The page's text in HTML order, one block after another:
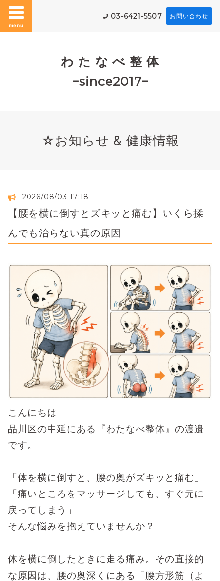
menu
03-6421-5507 お問い合わせ
わ た な べ 整 体
−since2017−
☆お知らせ & 健康情報
2026/08/03 17:18
【腰を横に倒すとズキッと痛む】いくら揉
んでも治らない真の原因
こんにちは
品川区の中延にある『わたなべ整体』の渡邉
です。
「体を横に倒すと、腰の奥がズキッと痛む」
「痛いところをマッサージしても、すぐ元に
戻ってしまう」
そんな悩みを抱えていませんか？
体を横に倒したときに走る痛み。その直接的
な原因は、腰の奥深くにある「腰方形筋（よ